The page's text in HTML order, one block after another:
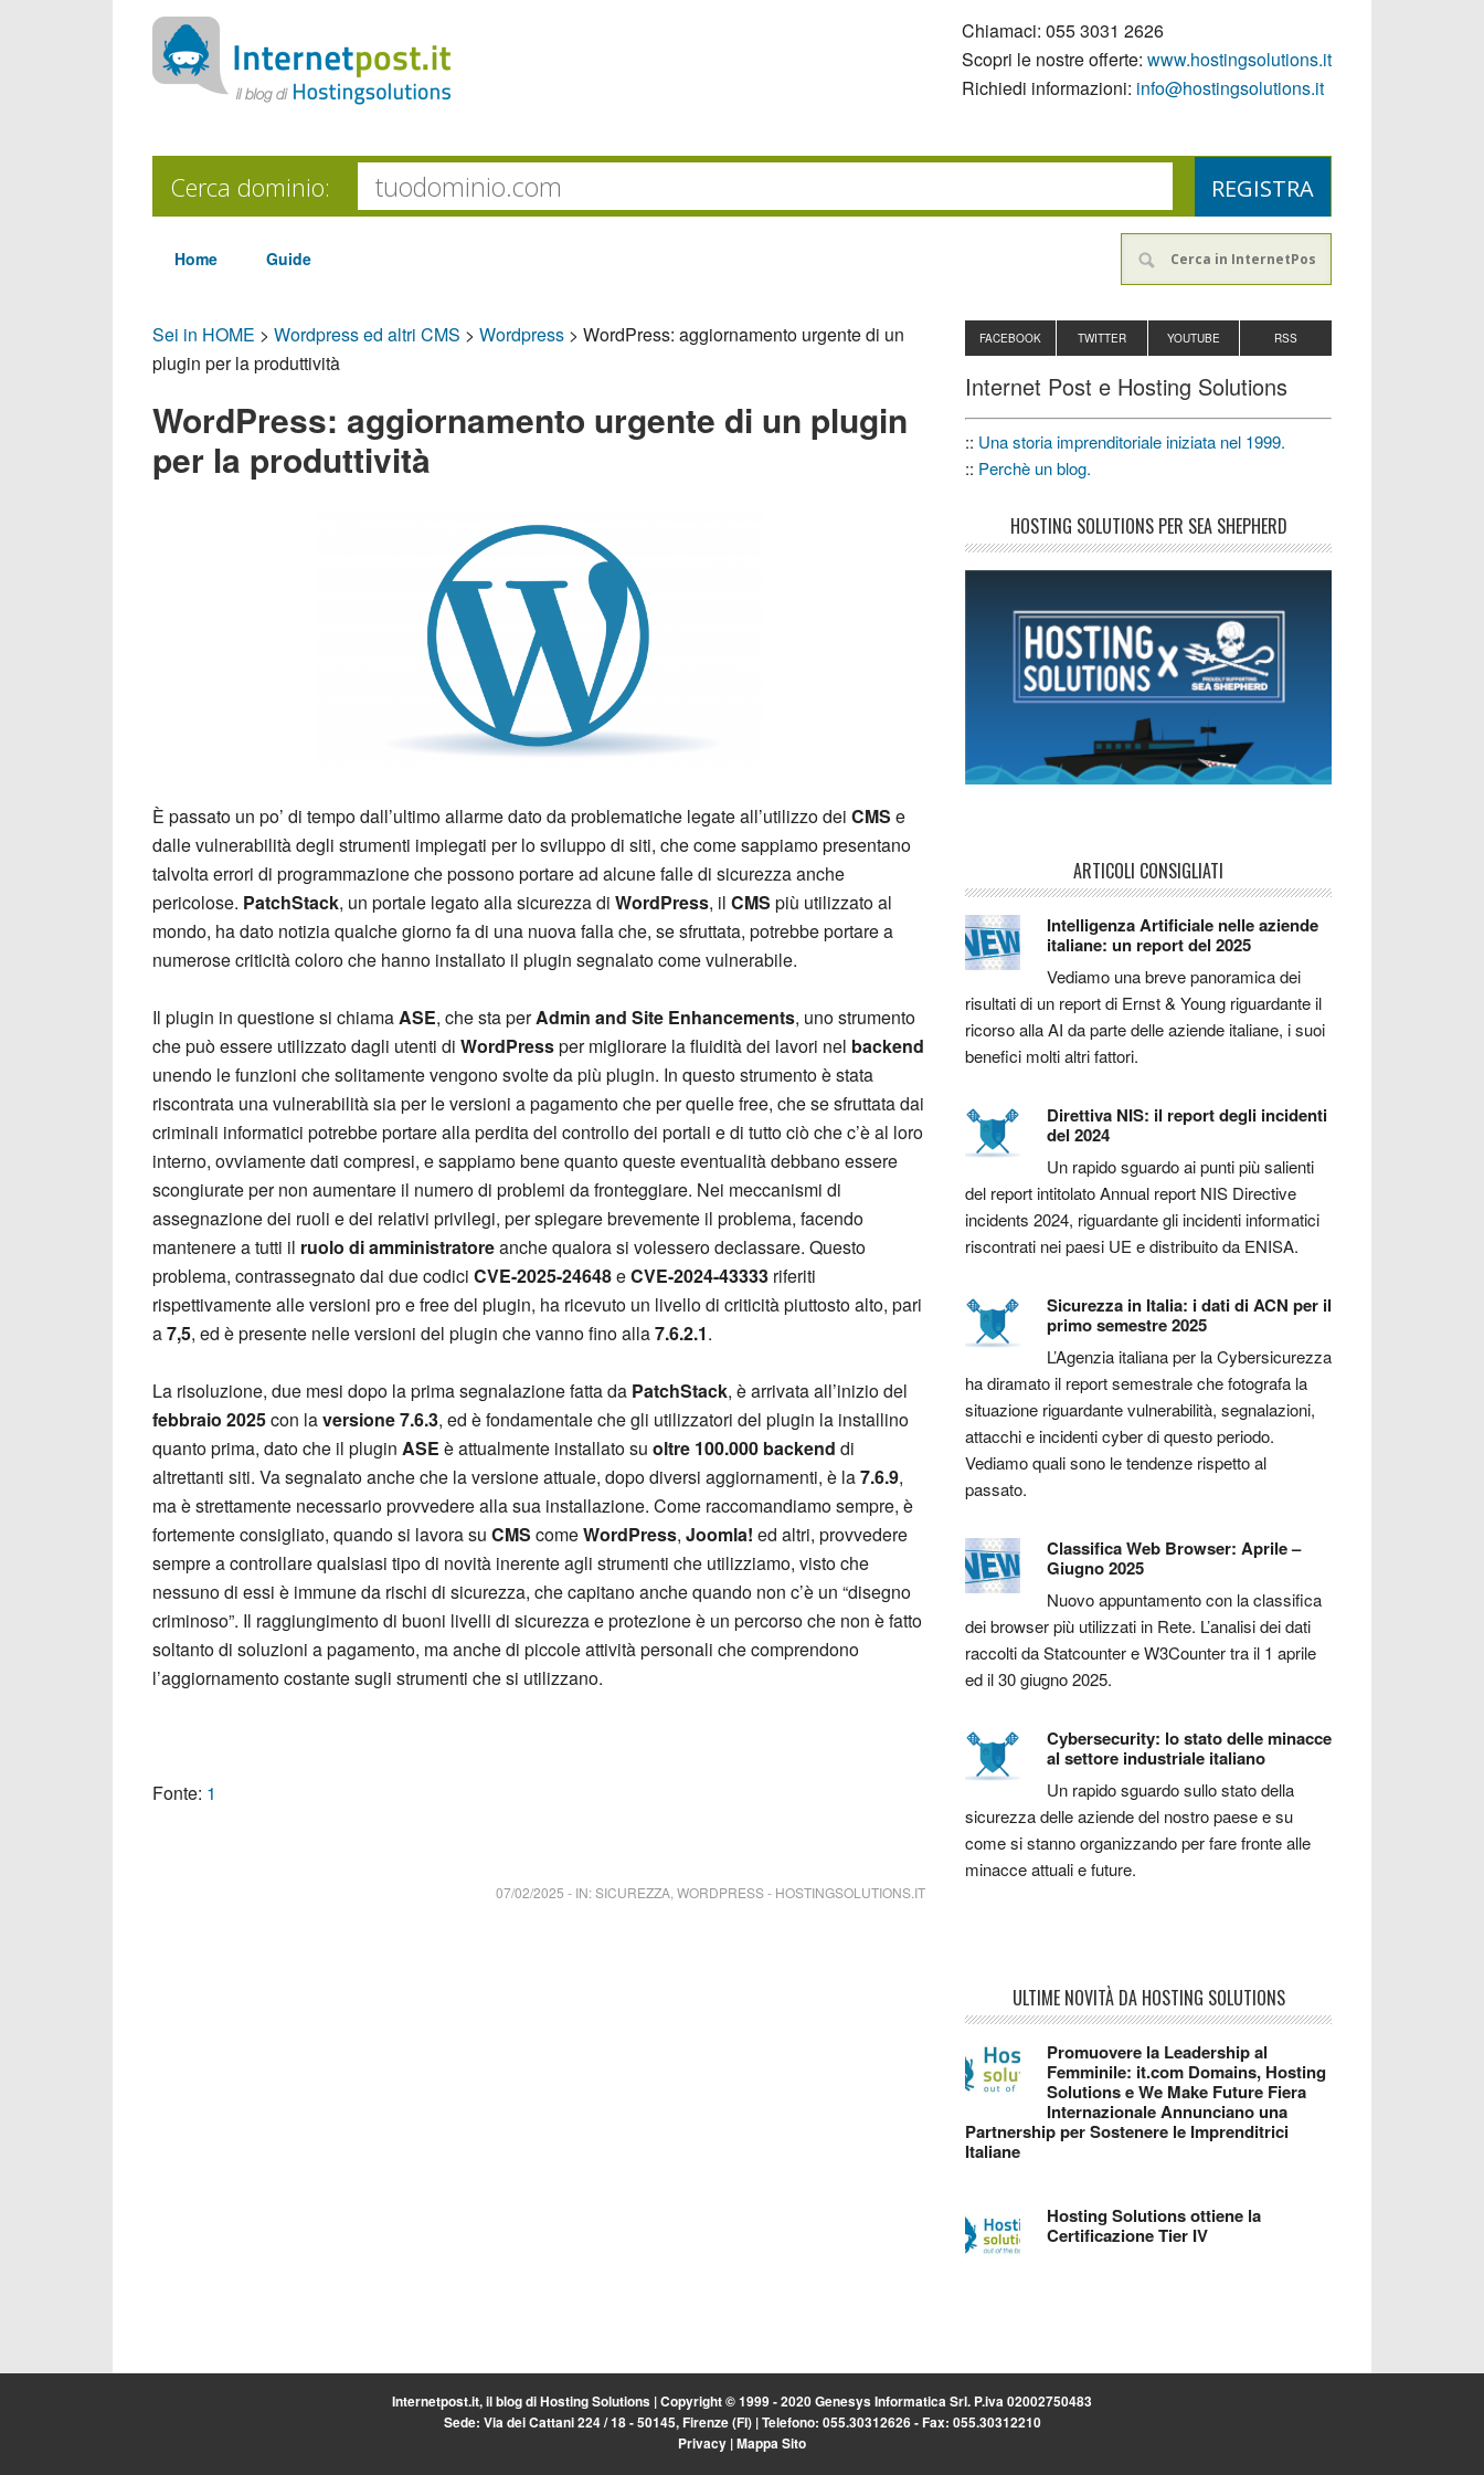
Chiamaci: 055 3031 2626
Scopri le nostre offerte: www.hostingsolutions.it
Richiedi informazioni: info@hostingsolutions.it
Cerca dominio:
Home Guide
Sei in HOME > Wordpress ed altri CMS > Wordpress > WordPress: aggiornamento urgente di un
plugin per la produttività
WordPress: aggiornamento urgente di un plugin
per la produttività
È passato un po’ di tempo dall’ultimo allarme dato da problematiche legate all’utilizzo dei CMS e
dalle vulnerabilità degli strumenti impiegati per lo sviluppo di siti, che come sappiamo presentano
talvolta errori di programmazione che possono portare ad alcune falle di sicurezza anche
pericolose. PatchStack, un portale legato alla sicurezza di WordPress, il CMS più utilizzato al
mondo, ha dato notizia qualche giorno fa di una nuova falla che, se sfruttata, potrebbe portare a
numerose criticità coloro che hanno installato il plugin segnalato come vulnerabile.
Il plugin in questione si chiamaASE, che sta perAdmin and Site Enhancements, uno strumento
che può essere utilizzato dagli utenti di WordPressper migliorare la fluidità dei lavori nel backend
unendo le funzioni che solitamente vengono svolte da più plugin. In questo strumento è stata
riscontrata una vulnerabilità sia per le versioni a pagamento che per quelle free, che se sfruttata dai
criminali informatici potrebbe portare alla perdita del controllo dei portali e di tutto ciò che c’è al loro
interno, ovviamente dati compresi, e sappiamo bene quanto queste eventualità debbano essere
scongiurate per non aumentare il numero di problemi da fronteggiare. Nei meccanismi di
assegnazione dei ruoli e dei relativi privilegi, per spiegare brevemente il problema, facendo
mantenere a tutti il ruolo di amministratoreanche qualora si volessero declassare. Questo
problema, contrassegnato dai due codici CVE-2025-24648eCVE-2024-43333 riferiti
rispettivamente alle versioni pro e free del plugin, ha ricevuto un livello di criticità piuttosto alto, pari
a7,5, ed è presente nelle versioni del plugin che vanno fino alla7.6.2.1.
La risoluzione, due mesi dopo la prima segnalazione fatta da PatchStack, è arrivata all’inizio del
febbraio 2025con laversione 7.6.3, ed è fondamentale che gli utilizzatori del plugin la installino
quanto prima, dato che il plugin ASE è attualmente installato su oltre 100.000 backend di
altrettanti siti. Va segnalato anche che la versione attuale, dopo diversi aggiornamenti, è la7.6.9,
ma è strettamente necessario provvedere alla sua installazione. Come raccomandiamo sempre, è
fortemente consigliato, quando si lavora su CMS comeWordPress, Joomla! ed altri, provvedere
sempre a controllare qualsiasi tipo di novità inerente agli strumenti che utilizziamo, visto che
nessuno di essi è immune da rischi di sicurezza, che capitano anche quando non c’è un “disegno
criminoso”. Il raggiungimento di buoni livelli di sicurezza e protezione è un percorso che non è fatto
soltanto di soluzioni a pagamento, ma anche di piccole attività personali che comprendono
l’aggiornamento costante sugli strumenti che si utilizzano.
Fonte: 1
07/02/2025 - IN:SICUREZZA WORDPRESS- HOSTINGSOLUTIONS.IT
FACEBOOK TWITTER YOUTUBE RSS
Internet Post e Hosting Solutions
:: Una storia imprenditoriale iniziata nel 1999.
:: Perchè un blog.
HOSTING SOLUTIONS PER SEA SHEPHERD
ARTICOLI CONSIGLIATI
Intelligenza Artificiale nelle aziende
italiane: un report del 2025
Vediamo una breve panoramica dei
risultati di un report di Ernst & Young riguardante il
ricorso alla AI da parte delle aziende italiane, i suoi
benefici molti altri fattori.
Direttiva NIS: il report degli incidenti
del 2024
Un rapido sguardo ai punti più salienti
del report intitolato Annual report NIS Directive
incidents 2024, riguardante gli incidenti informatici
riscontrati nei paesi UE e distribuito da ENISA.
Sicurezza in Italia: i dati di ACN per il
primo semestre 2025
L’Agenzia italiana per la Cybersicurezza
ha diramato il report semestrale che fotografa la
situazione riguardante vulnerabilità, segnalazioni,
attacchi e incidenti cyber di questo periodo.
Vediamo quali sono le tendenze rispetto al
passato.
Classifica Web Browser: Aprile –
Giugno 2025
Nuovo appuntamento con la classifica
dei browser più utilizzati in Rete. L’analisi dei dati
raccolti da Statcounter e W3Counter tra il 1 aprile
ed il 30 giugno 2025.
Cybersecurity: lo stato delle minacce
al settore industriale italiano
Un rapido sguardo sullo stato della
sicurezza delle aziende del nostro paese e su
come si stanno organizzando per fare fronte alle
minacce attuali e future.
ULTIME NOVITÀ DA HOSTING SOLUTIONS
Promuovere la Leadership al
Femminile: it.com Domains, Hosting
Solutions e We Make Future Fiera
Internazionale Annunciano una
Partnership per Sostenere le Imprenditrici
Italiane
Hosting Solutions ottiene la
Certificazione Tier IV
Internetpost.it, il blog diHosting Solutions | Copyright © 1999 - 2020 Genesys Informatica Srl. P.iva 02002750483
Sede: Via dei Cattani 224 / 18 - 50145, Firenze (FI) | Telefono: 055.30312626 - Fax: 055.30312210
Privacy |Mappa Sito